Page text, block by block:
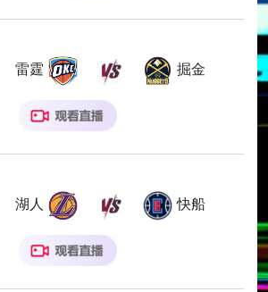
雷霆 掘金
湖人 快船